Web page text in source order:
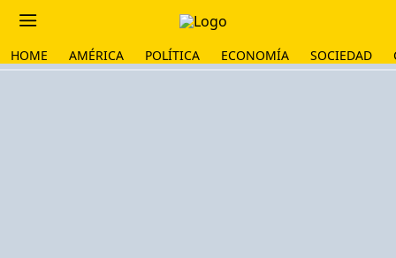
HOME AMÉRICA POLÍTICA ECONOMÍA SOCIEDAD